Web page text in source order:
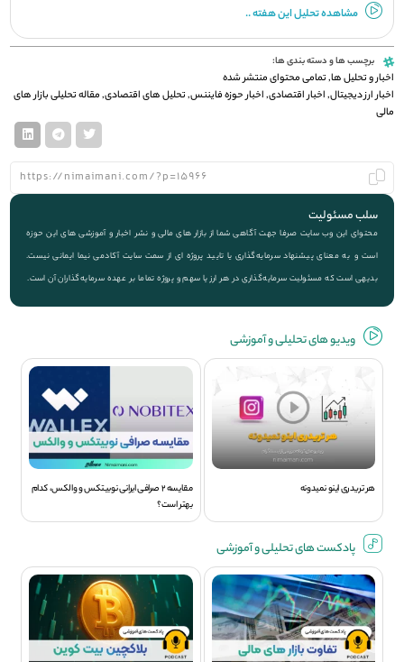
مشاهده تحلیل این هفته ..
برچسب ها و دسته بندی ها:
اخبار و تحلیل ها,تمامی محتوای منتشر شده
اخبار ارز دیجیتال,اخبار اقتصادی,اخبار حوزه فایننس,تحلیل های اقتصادی,مقاله تحلیلی بازار های
مالی
سلب مسئولیت
محتوای این وب سایت صرفا جهت آگاهی شما از بازار های مالی و نشر اخبار و آموزشی های این حوزه
است و به معنای پیشنهاد سرمایه‌گذاری یا تایید پروژه ای از سمت سایت آکادمی نیما ایمانی نیست.
بدیهی است که مسئولیت سرمایه‌گذاری در هر ارز یا سهم و پروژه تماما بر عهده سرمایه‌گذاران آن است.
ویديو های تحلیلی و آموزشی
هر تریدری اینو نمیدونه
مقایسه 2 صرافی ایرانی نوبیتکس و والکس، کدام
بهتر است؟
پادکست های تحلیلی و آموزشی